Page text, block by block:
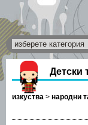
Детски
изкуства > народни